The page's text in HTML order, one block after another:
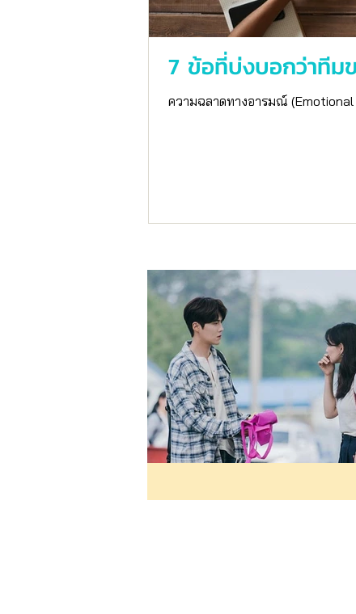
7 ข้อที่บ่งบอกว่าที
ความฉลาดทางอารมณ์ (Emotional